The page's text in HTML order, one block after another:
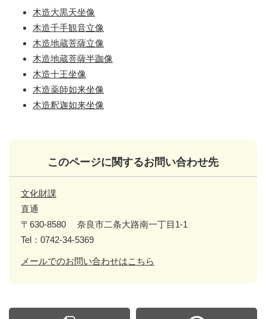
木造大黒天坐像
木造千手観音立像
木造地蔵菩薩立像
木造地蔵菩薩半跏像
木造十王坐像
木造薬師如来坐像
木造釈迦如来坐像
このページに関するお問い合わせ先
文化財課
直通
〒630-8580
奈良市二条大路南一丁目1-1
Tel：0742-34-5369
メールでのお問い合わせはこちら